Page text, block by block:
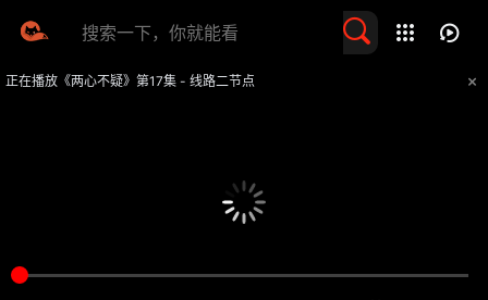
正在播放《两心不疑》第17集 - 线路二节点